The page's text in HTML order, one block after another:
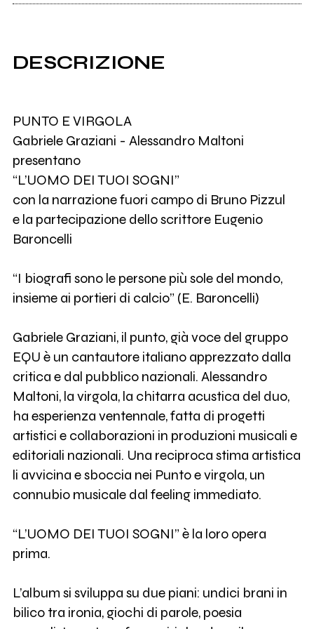
DESCRIZIONE
PUNTO E VIRGOLA
Gabriele Graziani - Alessandro Maltoni
presentano
“L’UOMO DEI TUOI SOGNI”
con la narrazione fuori campo di Bruno Pizzul
e la partecipazione dello scrittore Eugenio
Baroncelli
“I biografi sono le persone più sole del mondo,
insieme ai portieri di calcio” (E. Baroncelli)
Gabriele Graziani, il punto, già voce del gruppo
EQU è un cantautore italiano apprezzato dalla
critica e dal pubblico nazionali. Alessandro
Maltoni, la virgola, la chitarra acustica del duo,
ha esperienza ventennale, fatta di progetti
artistici e collaborazioni in produzioni musicali e
editoriali nazionali. Una reciproca stima artistica
li avvicina e sboccia nei Punto e virgola, un
connubio musicale dal feeling immediato.
“L’UOMO DEI TUOI SOGNI” è la loro opera
prima.
L’album si sviluppa su due piani: undici brani in
bilico tra ironia, giochi di parole, poesia